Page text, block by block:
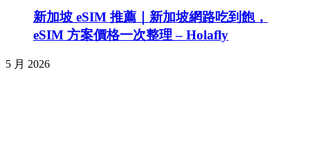
新加坡 eSIM 推薦｜新加坡網路吃到飽，
eSIM 方案價格一次整理 – Holafly
5 月 2026